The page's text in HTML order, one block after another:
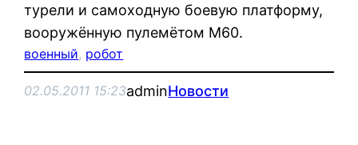
турели и самоходную боевую платформу,
вооружённую пулемётом М60.
военный, робот
02.05.2011 15:23adminНовости